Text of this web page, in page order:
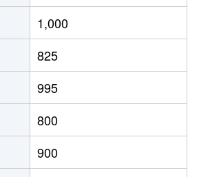
180万円
8,000万円
770万円
430万円
680万円
1,000
825
995
800
900